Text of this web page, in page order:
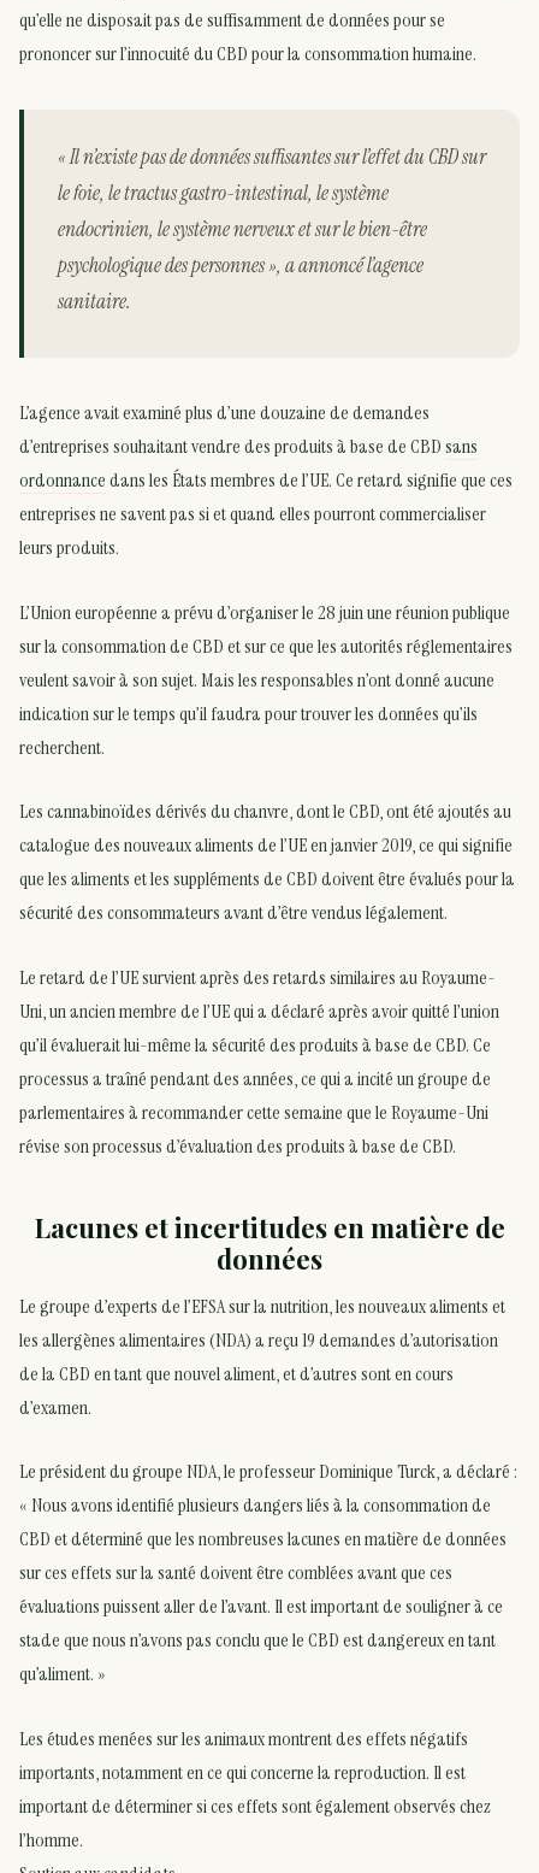
qu’elle ne disposait pas de suffisamment de données pour se
prononcer sur l’innocuité du CBD pour la consommation humaine.
« Il n’existe pas de données suffisantes sur l’effet du CBD sur
le foie, le tractus gastro-intestinal, le système
endocrinien, le système nerveux et sur le bien-être
psychologique des personnes », a annoncé l’agence
sanitaire.
L’agence avait examiné plus d’une douzaine de demandes
d’entreprises souhaitant vendre des produits à base de CBDsans
ordonnancedans les États membres de l’UE. Ce retard signifie que ces
entreprises ne savent pas si et quand elles pourront commercialiser
leurs produits.
L’Union européenne a prévu d’organiser le 28 juin une réunion publique
sur la consommation de CBD et sur ce que les autorités réglementaires
veulent savoir à son sujet. Mais les responsables n’ont donné aucune
indication sur le temps qu’il faudra pour trouver les données qu’ils
recherchent.
Les cannabinoïdes dérivés du chanvre, dont le CBD, ont été ajoutés au
catalogue des nouveaux aliments de l’UE en janvier 2019, ce qui signifie
que les aliments et les suppléments de CBD doivent être évalués pour la
sécurité des consommateurs avant d’être vendus légalement.
Le retard de l’UE survient après des retards similaires au Royaume-
Uni, un ancien membre de l’UE qui a déclaré après avoir quitté l’union
qu’il évaluerait lui-même la sécurité des produits à base de CBD. Ce
processus a traîné pendant des années, ce qui a incité un groupe de
parlementaires à recommander cette semaine que le Royaume-Uni
révise son processus d’évaluation des produits à base de CBD.
Lacunes et incertitudes en matière de
données
Le groupe d’experts de l’EFSA sur la nutrition, les nouveaux aliments et
les allergènes alimentaires (NDA) a reçu 19 demandes d’autorisation
de la CBD en tant que nouvel aliment, et d’autres sont en cours
d’examen.
Le président du groupe NDA, le professeur Dominique Turck, a déclaré :
« Nous avons identifié plusieurs dangers liés à la consommation de
CBD et déterminé que les nombreuses lacunes en matière de données
sur ces effets sur la santé doivent être comblées avant que ces
évaluations puissent aller de l’avant. Il est important de souligner à ce
stade que nous n’avons pas conclu que le CBD est dangereux en tant
qu’aliment. »
Les études menées sur les animaux montrent des effets négatifs
importants, notamment en ce qui concerne la reproduction. Il est
important de déterminer si ces effets sont également observés chez
l’homme.